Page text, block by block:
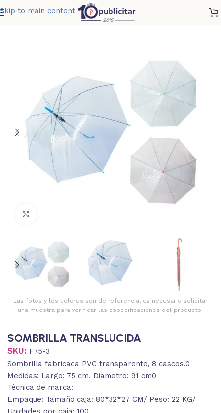
Skip to main content
SOMBRILLA TRANSLUCIDA
Las fotos y los colores son de referencia, es necesario solicitar
una muestra para verificar las especificaciones del producto.
SOMBRILLA TRANSLUCIDA
SKU: F75-3
Sombrilla fabricada PVC transparente, 8 cascos.0
Medidas: Largo: 75 cm. Diametro: 91 cm0
Técnica de marca:
Empaque: Tamaño caja: 80*32*27 CM/ Peso: 22 KG/
Unidades por caja: 100